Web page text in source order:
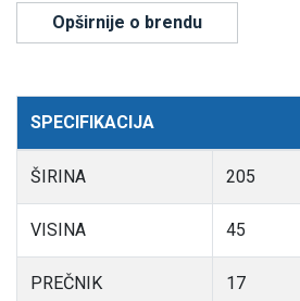
Opširnije o brendu
SPECIFIKACIJA
ŠIRINA 205
VISINA 45
PREČNIK 17